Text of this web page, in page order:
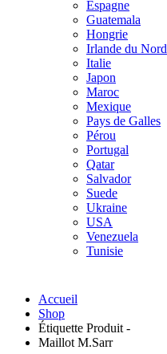
Espagne
Guatemala
Hongrie
Irlande du Nord
Italie
Japon
Maroc
Mexique
Pays de Galles
Pérou
Portugal
Qatar
Salvador
Suede
Ukraine
USA
Venezuela
Tunisie
Accueil
Shop
Étiquette Produit -
Maillot M.Sarr